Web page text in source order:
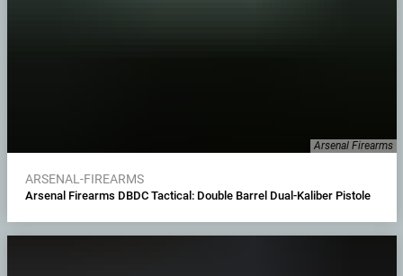
Arsenal Firearms
ARSENAL-FIREARMS
Arsenal Firearms DBDC Tactical: Double Barrel Dual-Kaliber Pistole